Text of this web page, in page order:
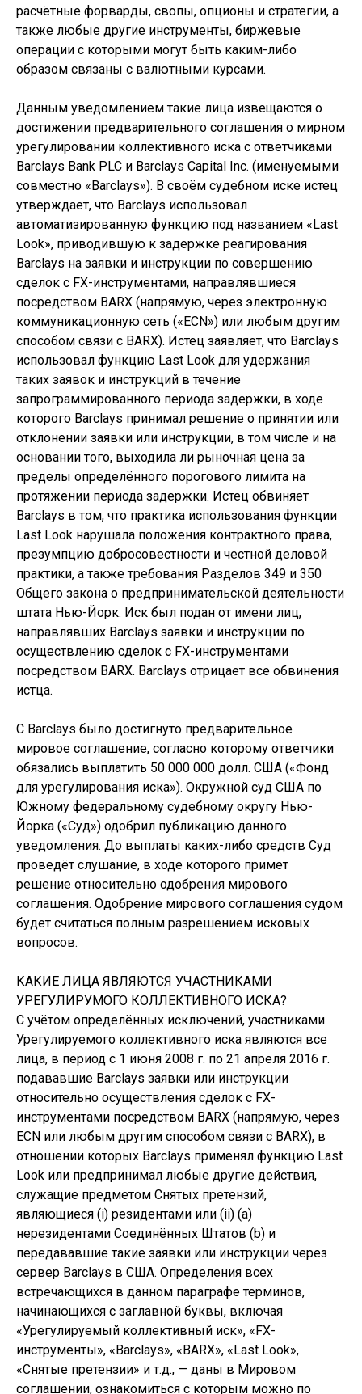
расчётные форварды, свопы, опционы и стратегии, а
также любые другие инструменты, биржевые
операции с которыми могут быть каким-либо
образом связаны с валютными курсами.
Данным уведомлением такие лица извещаются о
достижении предварительного соглашения о мирном
урегулировании коллективного иска с ответчиками
Barclays Bank PLC и Barclays Capital Inc. (именуемыми
совместно «Barclays»). В своём судебном иске истец
утверждает, что Barclays использовал
автоматизированную функцию под названием «Last
Look», приводившую к задержке реагирования
Barclays на заявки и инструкции по совершению
сделок с FX-инструментами, направлявшиеся
посредством BARX (напрямую, через электронную
коммуникационную сеть («ECN») или любым другим
способом связи с BARX). Истец заявляет, что Barclays
использовал функцию Last Look для удержания
таких заявок и инструкций в течение
запрограммированного периода задержки, в ходе
которого Barclays принимал решение о принятии или
отклонении заявки или инструкции, в том числе и на
основании того, выходила ли рыночная цена за
пределы определённого порогового лимита на
протяжении периода задержки. Истец обвиняет
Barclays в том, что практика использования функции
Last Look нарушала положения контрактного права,
презумпцию добросовестности и честной деловой
практики, а также требования Разделов 349 и 350
Общего закона о предпринимательской деятельности
штата Нью-Йорк. Иск был подан от имени лиц,
направлявших Barclays заявки и инструкции по
осуществлению сделок с FX-инструментами
посредством BARX. Barclays отрицает все обвинения
истца.
С Barclays было достигнуто предварительное
мировое соглашение, согласно которому ответчики
обязались выплатить 50 000 000 долл. США («Фонд
для урегулирования иска»). Окружной суд США по
Южному федеральному судебному округу Нью-
Йорка («Суд») одобрил публикацию данного
уведомления. До выплаты каких-либо средств Суд
проведёт слушание, в ходе которого примет
решение относительно одобрения мирового
соглашения. Одобрение мирового соглашения судом
будет считаться полным разрешением исковых
вопросов.
КАКИЕ ЛИЦА ЯВЛЯЮТСЯ УЧАСТНИКАМИ
УРЕГУЛИРУМОГО КОЛЛЕКТИВНОГО ИСКА?
С учётом определённых исключений, участниками
Урегулируемого коллективного иска являются все
лица, в период с 1 июня 2008 г. по 21 апреля 2016 г.
подававшие Barclays заявки или инструкции
относительно осуществления сделок с FX-
инструментами посредством BARX (напрямую, через
ECN или любым другим способом связи с BARX), в
отношении которых Barclays применял функцию Last
Look или предпринимал любые другие действия,
служащие предметом Снятых претензий,
являющиеся (i) резидентами или (ii) (a)
нерезидентами Соединённых Штатов (b) и
передававшие такие заявки или инструкции через
сервер Barclays в США. Определения всех
встречающихся в данном параграфе терминов,
начинающихся с заглавной буквы, включая
«Урегулируемый коллективный иск», «FX-
инструменты», «Barclays», «BARX», «Last Look»,
«Снятые претензии» и т.д., — даны в Мировом
соглашении, ознакомиться с которым можно по